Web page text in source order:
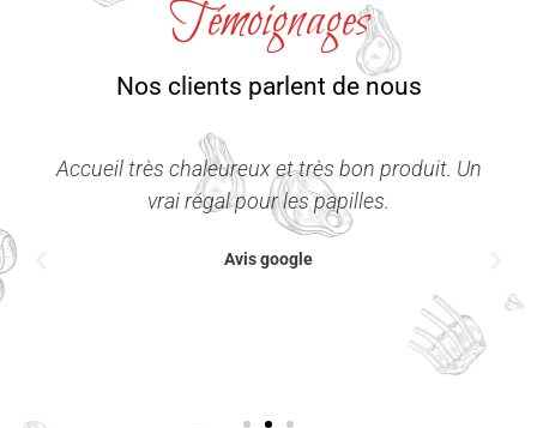
Témoignages
Nos clients parlent de nous
Accueil très chaleureux et très bon produit. Un
vrai régal pour les papilles.
Avis google